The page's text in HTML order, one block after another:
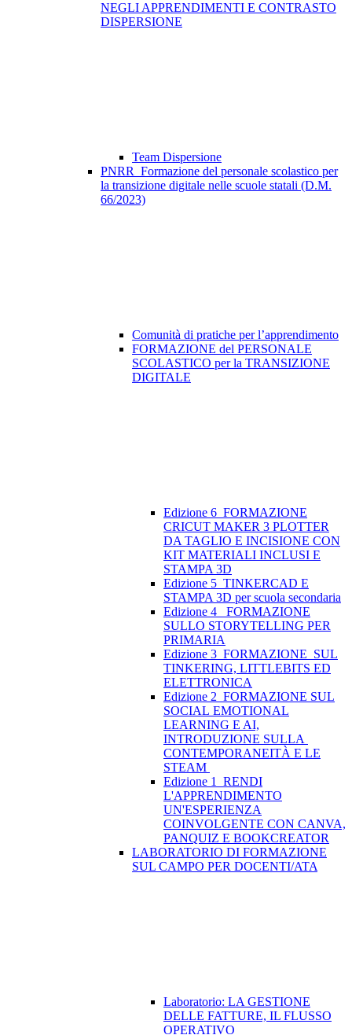
NEGLI APPRENDIMENTI E CONTRASTO
DISPERSIONE
Team Dispersione
PNRR_Formazione del personale scolastico per
la transizione digitale nelle scuole statali (D.M.
66/2023)
Comunità di pratiche per l’apprendimento
FORMAZIONE del PERSONALE
SCOLASTICO per la TRANSIZIONE
DIGITALE
Edizione 6_FORMAZIONE
CRICUT MAKER 3 PLOTTER
DA TAGLIO E INCISIONE CON
KIT MATERIALI INCLUSI E
STAMPA 3D
Edizione 5_TINKERCAD E
STAMPA 3D per scuola secondaria
Edizione 4_ FORMAZIONE
SULLO STORYTELLING PER
PRIMARIA
Edizione 3_FORMAZIONE SUL
TINKERING, LITTLEBITS ED
ELETTRONICA
Edizione 2_FORMAZIONE SUL
SOCIAL EMOTIONAL
LEARNING E AI,
INTRODUZIONE SULLA
CONTEMPORANEITÀ E LE
STEAM
Edizione 1_RENDI
L'APPRENDIMENTO
UN'ESPERIENZA
COINVOLGENTE CON CANVA,
PANQUIZ E BOOKCREATOR
LABORATORIO DI FORMAZIONE
SUL CAMPO PER DOCENTI/ATA
Laboratorio: LA GESTIONE
DELLE FATTURE, IL FLUSSO
OPERATIVO